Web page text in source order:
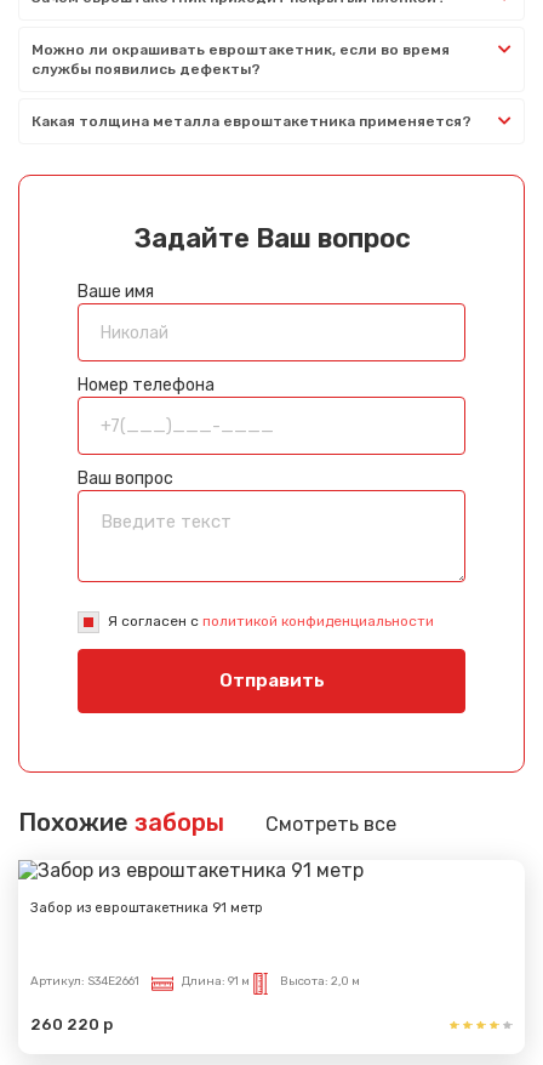
Можно ли окрашивать евроштакетник, если во время
службы появились дефекты?
Какая толщина металла евроштакетника применяется?
Задайте Ваш вопрос
Ваше имя
Номер телефона
Ваш вопрос
Я согласен с политикой конфиденциальности
Отправить
Похожие заборы Смотреть все
Забор из евроштакетника 91 метр
Артикул: S34E2661 Длина: 91 м Высота: 2,0 м
260 220 р